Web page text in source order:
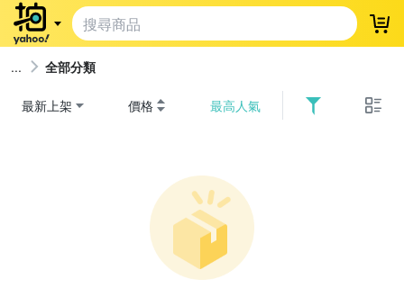
登
全部分類
最新上架 價格 最高人氣